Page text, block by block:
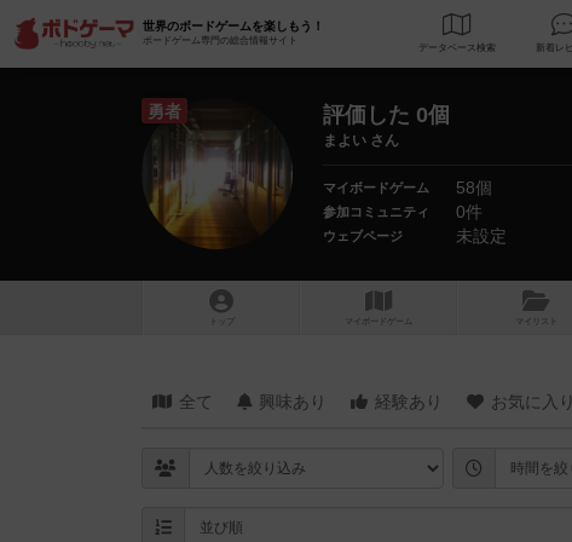
世界のボードゲームを楽しもう！
ボードゲーム専門の総合情報サイト
データベース 検索
勇者 評価した 0個
まよい さん
マイボードゲーム 58個
参加コミュニティ 0件
ウェブページ 未設定
トップ マイボードゲーム マイリスト
全て 興味あり 経験あり お気に入り